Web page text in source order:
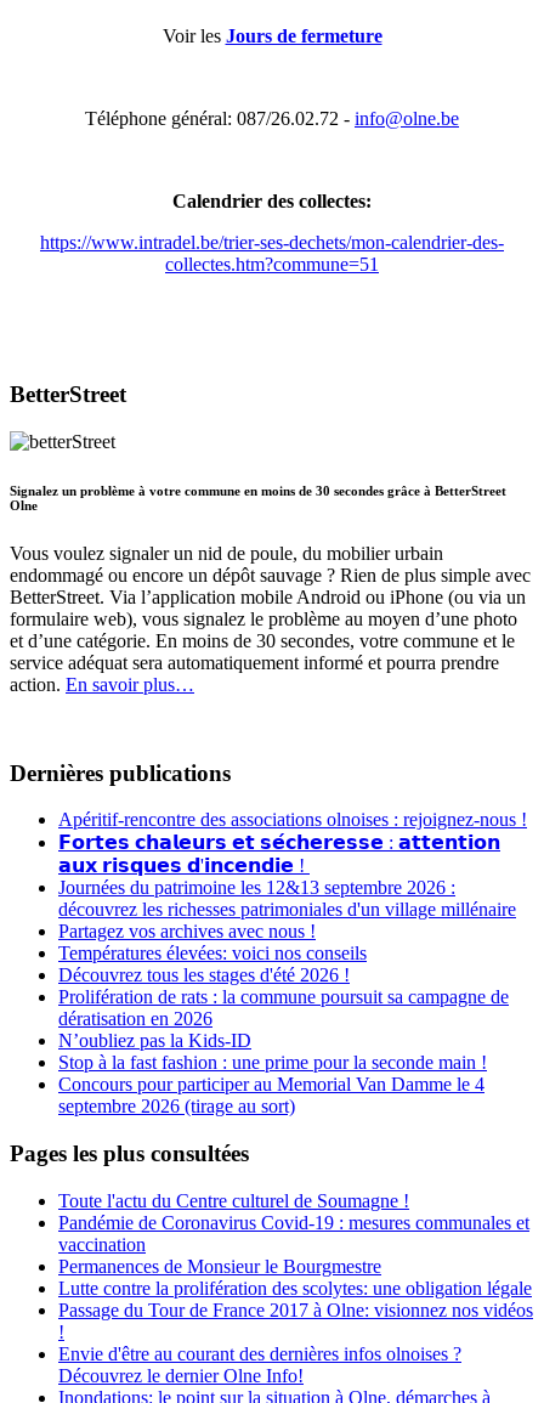
Voir les Jours de fermeture
Téléphone général: 087/26.02.72 - info@olne.be
Calendrier des collectes:
https://www.intradel.be/trier-ses-dechets/mon-calendrier-des-
collectes.htm?commune=51
BetterStreet
Signalez un problème à votre commune en moins de 30 secondes grâce à BetterStreet
Olne
Vous voulez signaler un nid de poule, du mobilier urbain
endommagé ou encore un dépôt sauvage ? Rien de plus simple avec
BetterStreet. Via l’application mobile Android ou iPhone (ou via un
formulaire web), vous signalez le problème au moyen d’une photo
et d’une catégorie. En moins de 30 secondes, votre commune et le
service adéquat sera automatiquement informé et pourra prendre
action. En savoir plus…
Dernières publications
Apéritif-rencontre des associations olnoises : rejoignez-nous !
𝗙𝗼𝗿𝘁𝗲𝘀 𝗰𝗵𝗮𝗹𝗲𝘂𝗿𝘀 𝗲𝘁 𝘀𝗲́𝗰𝗵𝗲𝗿𝗲𝘀𝘀𝗲 : 𝗮𝘁𝘁𝗲𝗻𝘁𝗶𝗼𝗻
𝗮𝘂𝘅 𝗿𝗶𝘀𝗾𝘂𝗲𝘀 𝗱'𝗶𝗻𝗰𝗲𝗻𝗱𝗶𝗲 !
Journées du patrimoine les 12&13 septembre 2026 :
découvrez les richesses patrimoniales d'un village millénaire
Partagez vos archives avec nous !
Températures élevées: voici nos conseils
Découvrez tous les stages d'été 2026 !
Prolifération de rats : la commune poursuit sa campagne de
dératisation en 2026
N’oubliez pas la Kids-ID
Stop à la fast fashion : une prime pour la seconde main !
Concours pour participer au Memorial Van Damme le 4
septembre 2026 (tirage au sort)
Pages les plus consultées
Toute l'actu du Centre culturel de Soumagne !
Pandémie de Coronavirus Covid-19 : mesures communales et
vaccination
Permanences de Monsieur le Bourgmestre
Lutte contre la prolifération des scolytes: une obligation légale
Passage du Tour de France 2017 à Olne: visionnez nos vidéos
!
Envie d'être au courant des dernières infos olnoises ?
Découvrez le dernier Olne Info!
Inondations: le point sur la situation à Olne, démarches à